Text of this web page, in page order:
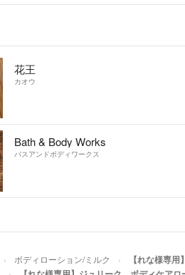
花王
カオウ
Bath & Body Works
バスアンドボディワークス
ボディローション/ミルク 【れな様専